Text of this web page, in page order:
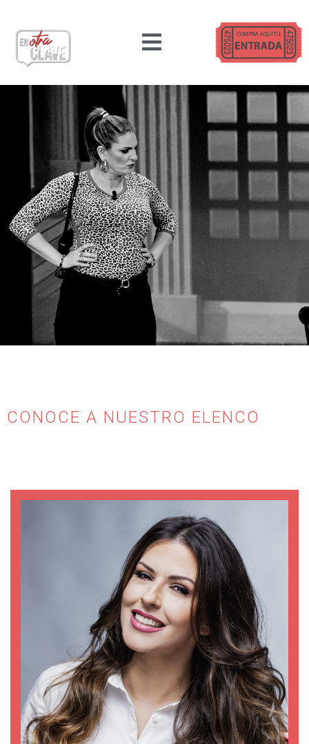
CONOCE A NUESTRO ELENCO